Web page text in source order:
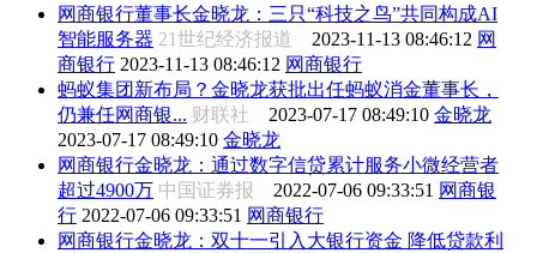
网商银行董事长金晓龙：三只“科技之鸟”共同构成AI
智能服务器 21世纪经济报道 2023-11-13 08:46:12 网
商银行 2023-11-13 08:46:12 网商银行
蚂蚁集团新布局？金晓龙获批出任蚂蚁消金董事长，
仍兼任网商银... 财联社 2023-07-17 08:49:10 金晓龙
2023-07-17 08:49:10 金晓龙
网商银行金晓龙：通过数字信贷累计服务小微经营者
超过4900万 中国证券报 2022-07-06 09:33:51 网商银
行 2022-07-06 09:33:51 网商银行
网商银行金晓龙：双十一引入大银行资金 降低贷款利